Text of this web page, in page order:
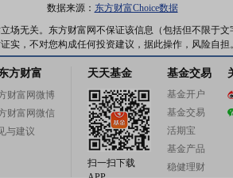
数据来源： 东方财富Choice数据
场无关。东方财富网不保证该信息（包括但不限于
实，不对您构成任何投资建议，据此操作，风险自担。
方财富
财富网微博
财富网微信
与建议
天天基金
扫一扫下载
基金交易
基金开户
基金交易
活期宝
基金产品
稳健理财